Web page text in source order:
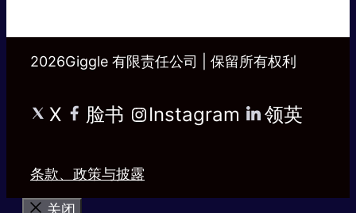
2026Giggle 有限责任公司 | 保留所有权利
X 脸书 Instagram 领英
条款、政策与披露
关闭